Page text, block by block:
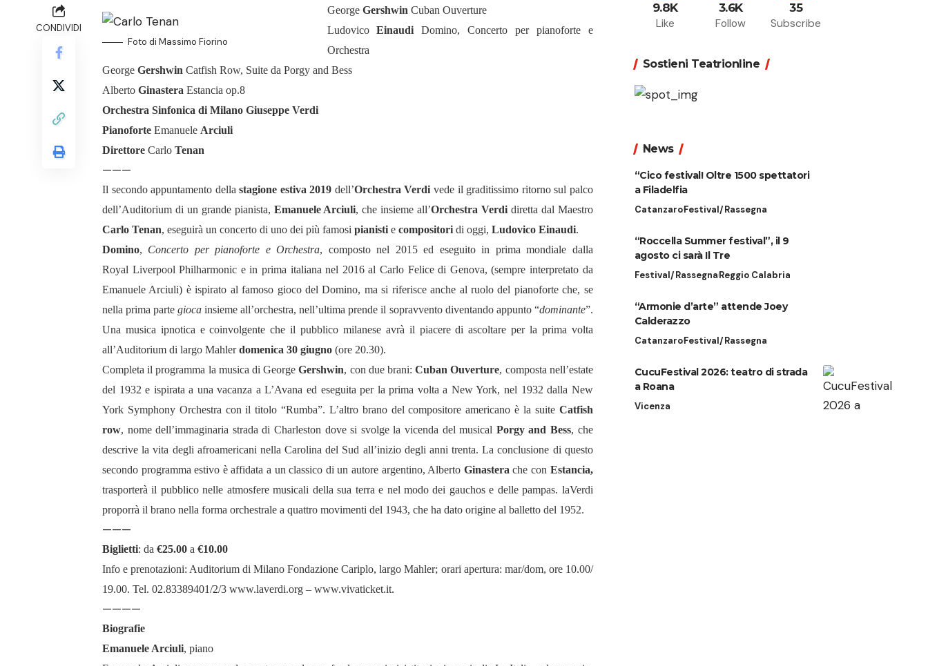
CONDIVIDI
Foto di Massimo Fiorino
George Gershwin Cuban Ouverture
LudovicoEinaudi Domino, Concerto per pianoforte e
Orchestra
George Gershwin Catfish Row, Suite da Porgy and Bess
Alberto Ginastera Estancia op.8
Orchestra Sinfonica di Milano Giuseppe Verdi
Pianoforte Emanuele Arciuli
Direttore Carlo Tenan
———
Il secondo appuntamento dellastagione estiva 2019 dell’Orchestra Verdi vede il graditissimo ritorno sul palco
dell’Auditorium di un grande pianista, Emanuele Arciuli, che insieme all’Orchestra Verdi diretta dal Maestro
Carlo Tenan, eseguirà un concerto di uno dei più famosi pianisti e compositori di oggi, Ludovico Einaudi.
Domino, Concerto per pianoforte e Orchestra, composto nel 2015 ed eseguito in prima mondiale dalla
Royal Liverpool Philharmonic e in prima italiana nel 2016 al Carlo Felice di Genova, (sempre interpretato da
Emanuele Arciuli) è ispirato al famoso gioco del Domino, ma si riferisce anche al ruolo del pianoforte che, se
nella prima partegioca insieme all’orchestra, nell’ultima prende il sopravvento diventando appunto “dominante”.
Una musica ipnotica e coinvolgente che il pubblico milanese avrà il piacere di ascoltare per la prima volta
all’Auditorium di largo Mahlerdomenica 30 giugno (ore 20.30).
Completa il programma la musica di GeorgeGershwin, con due brani:Cuban Ouverture, composta nell’estate
del 1932 e ispirata a una vacanza a L’Avana ed eseguita per la prima volta a New York, nel 1932 dalla New
York Symphony Orchestra con il titolo “Rumba”. L’altro brano del compositore americano è la suite Catfish
row, nome dell’immaginaria strada di Charleston dove si svolge la vicenda del musical Porgy and Bess, che
descrive la vita degli afroamericani nella Carolina del Sud all’inizio degli anni trenta. La conclusione di questo
secondo programma estivo è affidata a un classico di un autore argentino, Alberto Ginastera che con Estancia,
trasporterà il pubblico nelle atmosfere musicali della sua terra e nel modo dei gauchos e delle pampas. laVerdi
proporrà il brano nella forma orchestrale a quattro movimenti del 1943, che ha dato origine al balletto del 1952.
———
Biglietti: da €25.00 a €10.00
Info e prenotazioni: Auditorium di Milano Fondazione Cariplo, largo Mahler; orari apertura: mar/dom, ore 10.00/
19.00. Tel. 02.83389401/2/3 www.laverdi.org – www.vivaticket.it.
————
Biografie
Emanuele Arciuli, piano
9.8K
Like
3.6K
Follow
35
Subscribe
Sostieni Teatrionline
News
“Cico festival! Oltre 1500 spettatori
a Filadelfia
CatanzaroFestival/Rassegna
“Roccella Summer festival”, il 9
agosto ci sarà Il Tre
Festival/RassegnaReggio Calabria
“Armonie d’arte” attende Joey
Calderazzo
CatanzaroFestival/Rassegna
CucuFestival 2026: teatro di strada
a Roana
Vicenza